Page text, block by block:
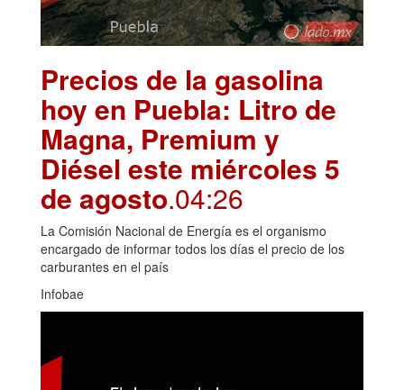
Precios de la gasolina
hoy en Puebla: Litro de
Magna, Premium y
Diésel este miércoles 5
de agosto.04:26
La Comisión Nacional de Energía es el organismo
encargado de informar todos los días el precio de los
carburantes en el país
Infobae